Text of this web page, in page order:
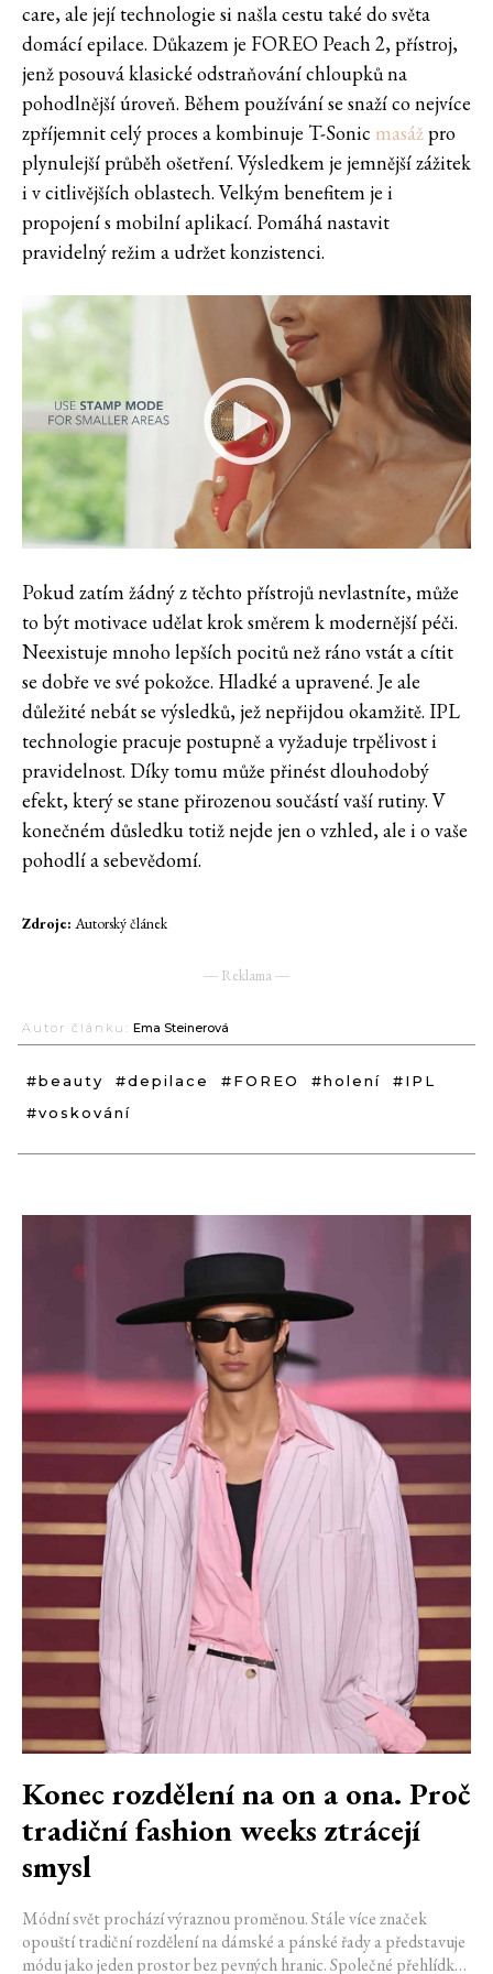
care, ale její technologie si našla cestu také do světa
domácí epilace. Důkazem je FOREO Peach 2, přístroj,
jenž posouvá klasické odstraňování chloupků na
pohodlnější úroveň. Během používání se snaží co nejvíce
zpříjemnit celý proces a kombinuje T-Sonic masážpro
plynulejší průběh ošetření. Výsledkem je jemnější zážitek
i v citlivějších oblastech. Velkým benefitem je i
propojení s mobilní aplikací. Pomáhá nastavit
pravidelný režim a udržet konzistenci.
Pokud zatím žádný z těchto přístrojů nevlastníte, může
to být motivace udělat krok směrem k modernější péči.
Neexistuje mnoho lepších pocitů než ráno vstát a cítit
se dobře ve své pokožce. Hladké a upravené. Je ale
důležité nebát se výsledků, jež nepřijdou okamžitě. IPL
technologie pracuje postupně a vyžaduje trpělivost i
pravidelnost. Díky tomu může přinést dlouhodobý
efekt, který se stane přirozenou součástí vaší rutiny. V
konečném důsledku totiž nejde jen o vzhled, ale i o vaše
pohodlí a sebevědomí.
Zdroje: Autorský článek
― Reklama ―
Autor článku: Ema Steinerová
#beauty #depilace #FOREO #holení
#IPL
#voskování
Konec rozdělení na on a ona. Proč
tradiční fashion weeks ztrácejí
smysl
Módní svět prochází výraznou proměnou. Stále více značek
opouští tradiční rozdělení na dámské a pánské řady a představuje
módu jako jeden prostor bez pevných hranic. Společné přehlídky,